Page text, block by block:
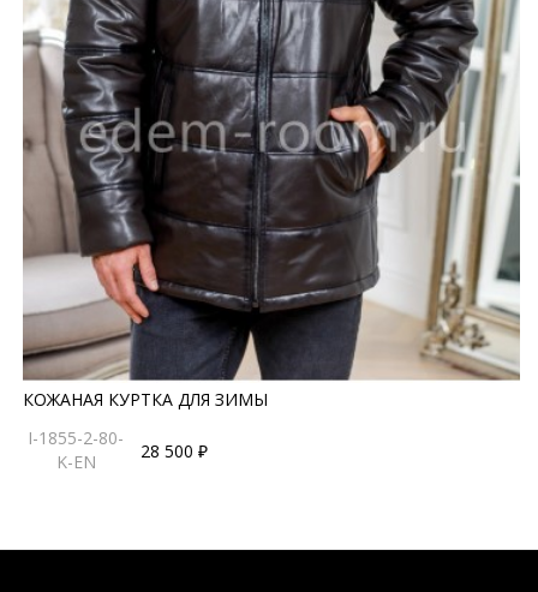
КОЖАНАЯ КУРТКА ДЛЯ ЗИМЫ
I-1855-2-80-
K-EN
28 500 ₽